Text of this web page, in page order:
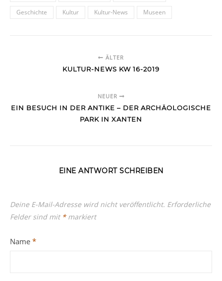
Geschichte
Kultur Kultur-News Museen
ÄLTER
KULTUR-NEWS KW 16-2019
NEUER
EIN BESUCH IN DER ANTIKE – DER ARCHÄOLOGISCHE
PARK IN XANTEN
EINE ANTWORT SCHREIBEN
Deine E-Mail-Adresse wird nicht veröffentlicht. Erforderliche
Felder sind mit *markiert
Name *